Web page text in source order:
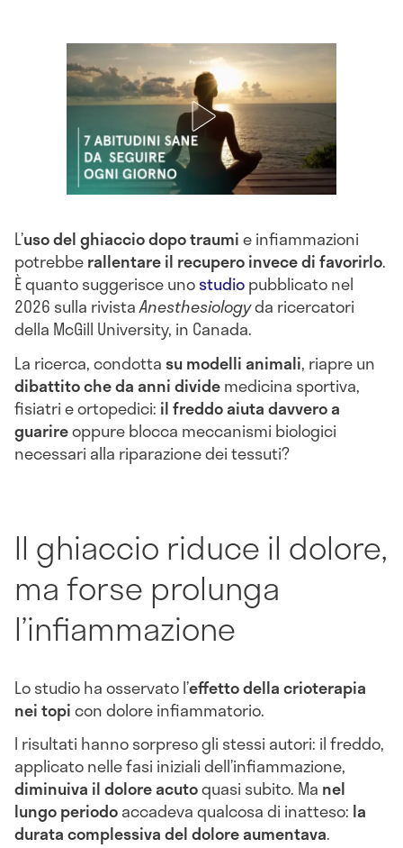
L’uso del ghiaccio dopo traumie infiammazioni
potrebberallentare il recupero invece di favorirlo.
È quanto suggerisce unostudiopubblicato nel
2026 sulla rivistaAnesthesiologyda ricercatori
della McGill University, in Canada.
La ricerca, condottasu modelli animali, riapre un
dibattito che da anni dividemedicina sportiva,
fisiatri e ortopedici: il freddo aiuta davvero a
guarireoppure blocca meccanismi biologici
necessari alla riparazione dei tessuti?
Il ghiaccio riduce il dolore,
ma forse prolunga
l’infiammazione
Lo studio ha osservato l’effetto della crioterapia
nei topicon dolore infiammatorio.
I risultati hanno sorpreso gli stessi autori: il freddo,
applicato nelle fasi iniziali dell’infiammazione,
diminuiva il dolore acutoquasi subito. Ma nel
lungo periodoaccadeva qualcosa di inatteso: la
durata complessiva del dolore aumentava.